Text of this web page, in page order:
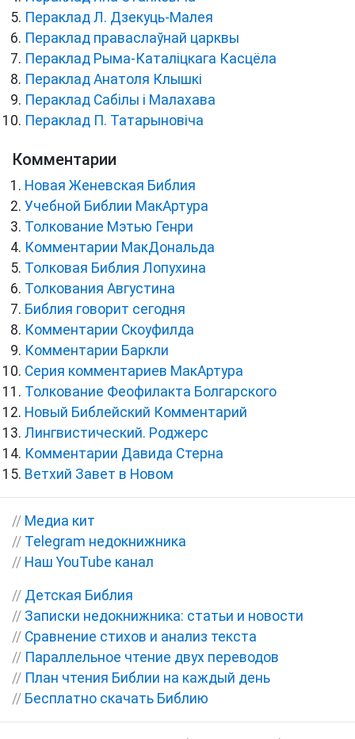
Пераклад Л. Дзекуць-Малея
Пераклад праваслаўнай царквы
Пераклад Рыма-Каталіцкага Касцёла
Пераклад Анатоля Клышкi
Пераклад Сабілы і Малахава
Пераклад П. Татарыновіча
Комментарии
Новая Женевская Библия
Учебной Библии МакАртура
Толкование Мэтью Генри
Комментарии МакДональда
Толковая Библия Лопухина
Толкования Августина
Библия говорит сегодня
Комментарии Скоуфилда
Комментарии Баркли
Серия комментариев МакАртура
Толкование Феофилакта Болгарского
Новый Библейский Комментарий
Лингвистический. Роджерс
Комментарии Давида Стерна
Ветхий Завет в Новом
// Медиа кит
// Telegram недокнижника
// Наш YouTube канал
// Детская Библия
// Записки недокнижника: статьи и новости
// Сравнение стихов и анализ текста
// Параллельное чтение двух переводов
// План чтения Библии на каждый день
// Бесплатно скачать Библию